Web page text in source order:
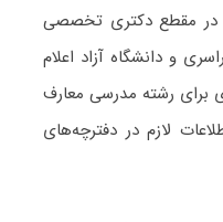
در مقطع دکتری تخصصی
و دانشگاه آزاد اعلام
برای رشته ﻣﺪرسی ﻣﻌﺎرف
لازم در دفترچه‌های